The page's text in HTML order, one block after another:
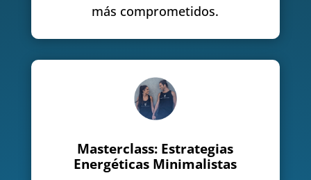
más comprometidos.
Masterclass: Estrategias
Energéticas Minimalistas